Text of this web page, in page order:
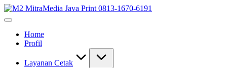
Skip
to
0813-
6191
(Call/WA)
Tempat
Home
Profil
Layanan Cetak